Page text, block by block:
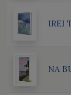
IREI
NA